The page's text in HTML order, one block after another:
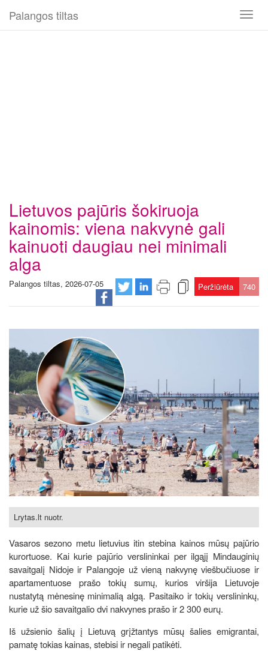
Toggle
Palangos tiltas
Lietuvos pajūris šokiruoja
kainomis: viena nakvynė gali
kainuoti daugiau nei minimali
alga
Palangos tiltas, 2026-07-05 Peržiūrėta 740
Lrytas.lt nuotr.
Vasaros sezono metu lietuvius itin stebina kainos mūsų pajūrio
kurortuose. Kai kurie pajūrio verslininkai per ilgąjį Mindauginių
savaitgalį Nidoje ir Palangoje už vieną nakvynę viešbučiuose ir
apartamentuose prašo tokių sumų, kurios viršija Lietuvoje
nustatytą mėnesinę minimalią algą. Pasitaiko ir tokių verslininkų,
kurie už šio savaitgalio dvi nakvynes prašo ir 2 300 eurų.
Iš užsienio šalių į Lietuvą grįžtantys mūsų šalies emigrantai,
pamatę tokias kainas, stebisi ir negali patikėti.